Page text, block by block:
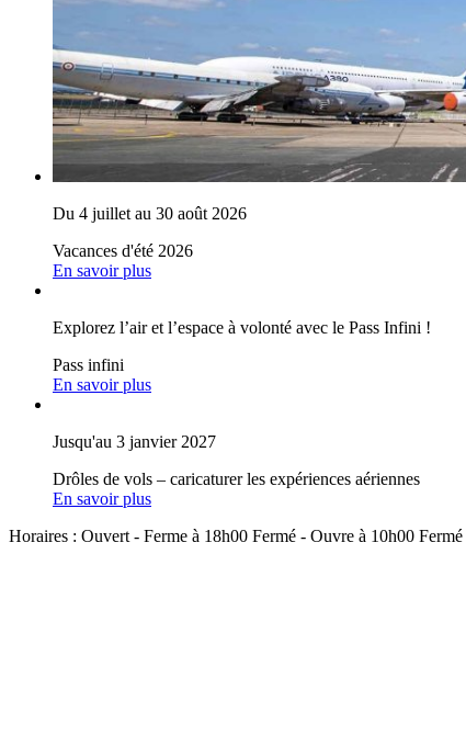
Du 4 juillet au 30 août 2026
Vacances d'été 2026
En savoir plus
Explorez l’air et l’espace à volonté avec le Pass Infini !
Pass infini
En savoir plus
Jusqu'au 3 janvier 2027
Drôles de vols – caricaturer les expériences aériennes
En savoir plus
Horaires : Ouvert- Ferme à 18h00 Fermé - Ouvre à 10h00 Fermé